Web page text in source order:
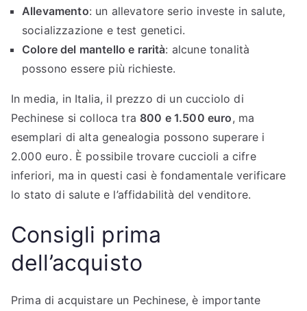
Allevamento: un allevatore serio investe in salute,
socializzazione e test genetici.
Colore del mantello e rarità: alcune tonalità
possono essere più richieste.
In media, in Italia, il prezzo di un cucciolo di
Pechinese si colloca tra 800 e 1.500 euro, ma
esemplari di alta genealogia possono superare i
2.000 euro. È possibile trovare cuccioli a cifre
inferiori, ma in questi casi è fondamentale verificare
lo stato di salute e l’affidabilità del venditore.
Consigli prima
dell’acquisto
Prima di acquistare un Pechinese, è importante